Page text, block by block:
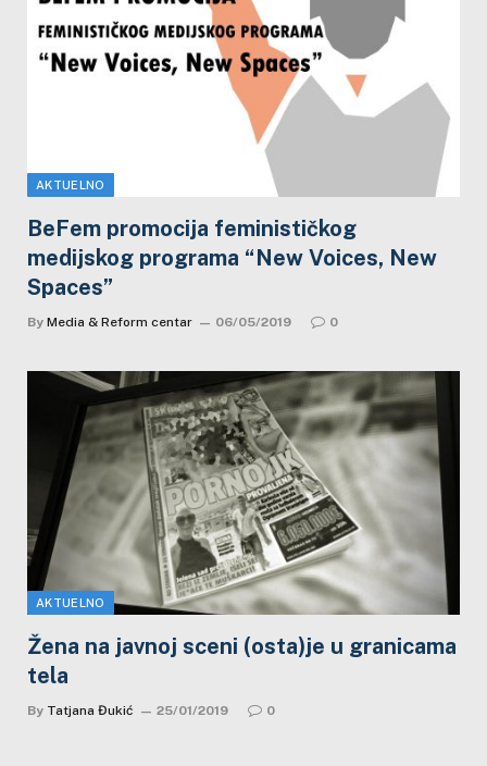
AKTUELNO
BeFem promocija feminističkog
medijskog programa “New Voices, New
Spaces”
By Media & Reform centar 06/05/2019 0
AKTUELNO
Žena na javnoj sceni (osta)je u granicama
tela
By Tatjana Đukić 25/01/2019 0